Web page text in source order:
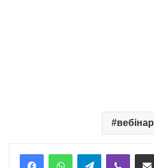
вебінар
TelegramViber